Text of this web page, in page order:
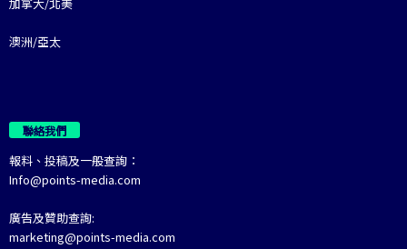
澳洲/亞太
聯絡我們
報料、投稿及一般查詢：
Info@points-media.com
廣告及贊助查詢:
marketing@points-media.com